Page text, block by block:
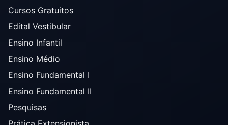
Cursos Gratuitos
Edital Vestibular
Ensino Infantil
Ensino Médio
Ensino Fundamental I
Ensino Fundamental II
Pesquisas